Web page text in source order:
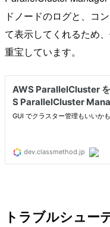
ドノードのログと、コ
て表示してくれるため
重宝しています。
トラブルシュー